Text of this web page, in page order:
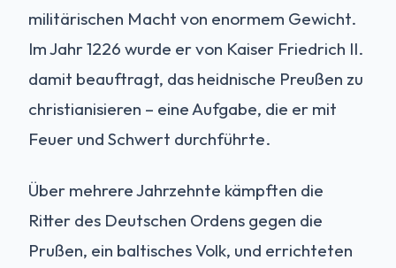
militärischen Macht von enormem Gewicht.
Im Jahr 1226 wurde er von Kaiser Friedrich II.
damit beauftragt, das heidnische Preußen zu
christianisieren – eine Aufgabe, die er mit
Feuer und Schwert durchführte.
Über mehrere Jahrzehnte kämpften die
Ritter des Deutschen Ordens gegen die
Prußen, ein baltisches Volk, und errichteten